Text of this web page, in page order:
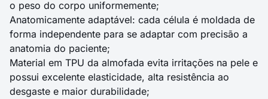
o peso do corpo uniformemente;
Anatomicamente adaptável: cada célula é moldada de
forma independente para se adaptar com precisão a
anatomia do paciente;
Material em TPU da almofada evita irritações na pele e
possui excelente elasticidade, alta resistência ao
desgaste e maior durabilidade;